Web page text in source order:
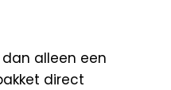
alleen een
direct